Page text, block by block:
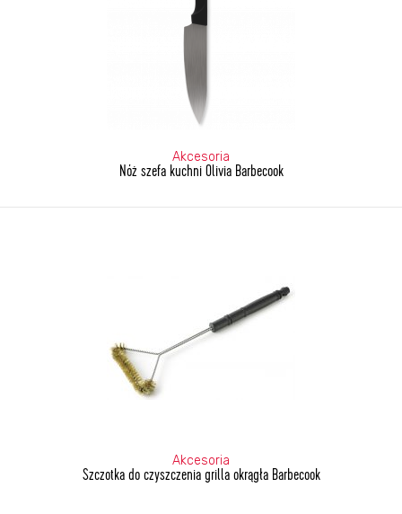
Akcesoria
Nóż szefa kuchni Olivia Barbecook
Akcesoria
Szczotka do czyszczenia grilla okrągła Barbecook